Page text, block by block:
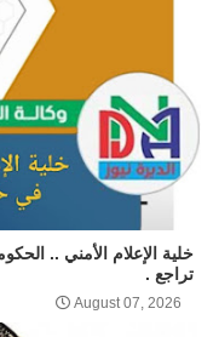
خلية الإعلام الأمني ..
تراجع .
August 07, 2026